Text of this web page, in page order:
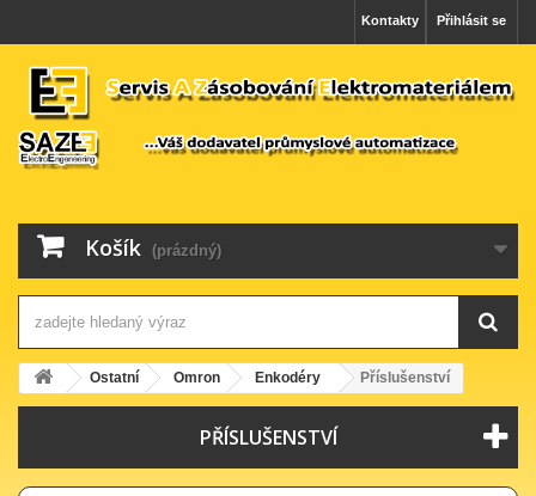
Přihlásit se
Kontakty
Košík (prázdný)
Ostatní Omron Enkodéry Příslušenství
PŘÍSLUŠENSTVÍ